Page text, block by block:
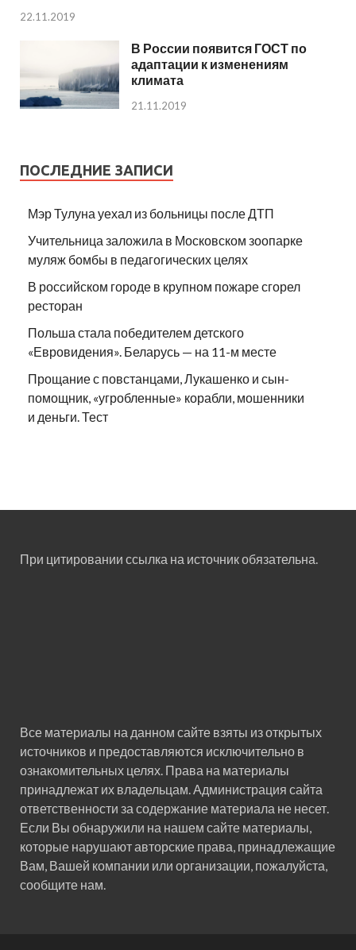
22.11.2019
В России появится ГОСТ по
адаптации к изменениям
климата
21.11.2019
ПОСЛЕДНИЕ ЗАПИСИ
Мэр Тулуна уехал из больницы после ДТП
Учительница заложила в Московском зоопарке
муляж бомбы в педагогических целях
В российском городе в крупном пожаре сгорел
ресторан
Польша стала победителем детского
«Евровидения». Беларусь — на 11-м месте
Прощание с повстанцами, Лукашенко и сын-
помощник, «угробленные» корабли, мошенники
и деньги. Тест
При цитировании ссылка на источник обязательна.
Все материалы на данном сайте взяты из открытых
источников и предоставляются исключительно в
ознакомительных целях. Права на материалы
принадлежат их владельцам. Администрация сайта
ответственности за содержание материала не несет.
Если Вы обнаружили на нашем сайте материалы,
которые нарушают авторские права, принадлежащие
Вам, Вашей компании или организации, пожалуйста,
сообщите нам.